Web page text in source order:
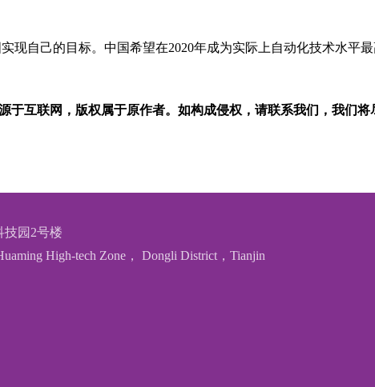
自己的目标。中国希望在2020年成为实际上自动化技术水平
于互联网，版权属于原作者。如构成侵权，请联系我们，我们将
技园2号楼
High-tech Zone， Dongli District，Tianjin